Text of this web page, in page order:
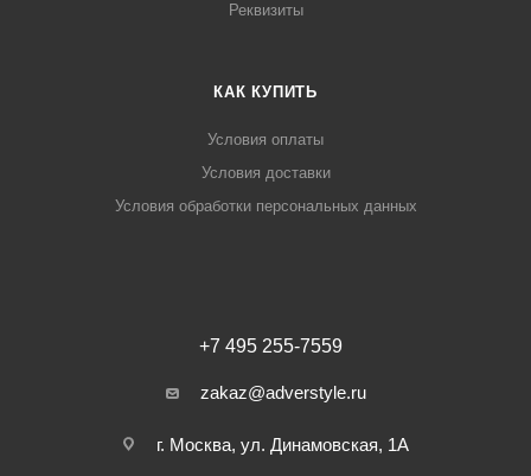
Реквизиты
КАК КУПИТЬ
Условия оплаты
Условия доставки
Условия обработки персональных данных
+7 495 255-7559
zakaz@adverstyle.ru
г. Москва, ул. Динамовская, 1А